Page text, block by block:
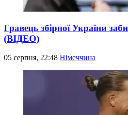
Гравець збірної України
(ВІДЕО)
05 серпня, 22:48 Німеччина